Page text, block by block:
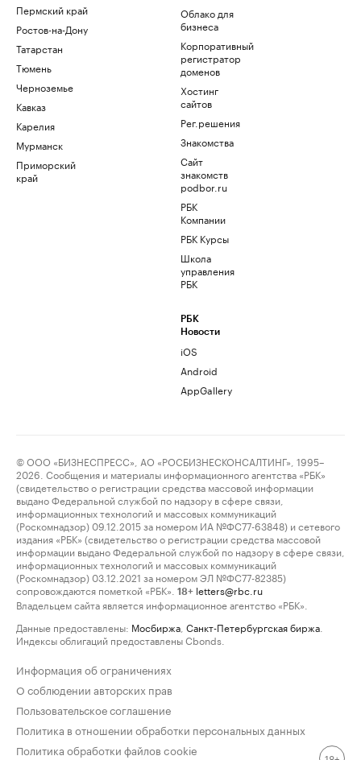
Пермский край
Ростов-на-Дону
Татарстан
Тюмень
Черноземье
Кавказ
Карелия
Мурманск
Приморский
край
Облако для
бизнеса
Корпоративный
регистратор
доменов
Хостинг
сайтов
Рег.решения
Знакомства
Сайт
знакомств
podbor.ru
РБК
Компании
РБК Курсы
Школа
управления
РБК
РБК
Новости
iOS
Android
AppGallery
© ООО «БИЗНЕСПРЕСС», АО «РОСБИЗНЕСКОНСАЛТИНГ», 1995–
2026. Сообщения и материалы информационного агентства «РБК»
(свидетельство о регистрации средства массовой информации
выдано Федеральной службой по надзору в сфере связи,
информационных технологий и массовых коммуникаций
(Роскомнадзор) 09.12.2015 за номером ИА №ФС77-63848) и сетевого
издания «РБК» (свидетельство о регистрации средства массовой
информации выдано Федеральной службой по надзору в сфере связи,
информационных технологий и массовых коммуникаций
(Роскомнадзор) 03.12.2021 за номером ЭЛ №ФС77-82385)
сопровождаются пометкой «РБК».
18+ letters@rbc.ru
Владельцем сайта является информационное агентство «РБК».
Данные предоставлены: Мосбиржа Санкт-Петербургская биржа
Индексы облигаций предоставлены Cbonds.
Информация об ограничениях
О соблюдении авторских прав
Пользовательское соглашение
Политика в отношении обработки персональных данных
Политика обработки файлов cookie